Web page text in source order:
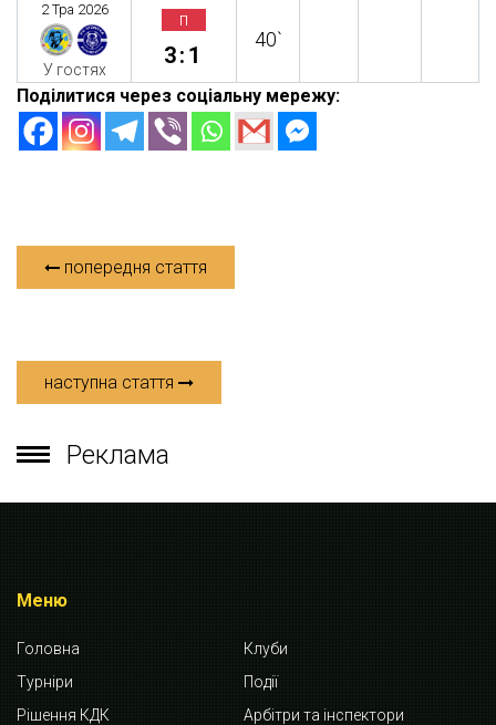
2 Тра 2026
У гостях
п
3:1
40`
Поділитися через соціальну мережу:
попередня стаття
наступна стаття
Реклама
Меню
Головна
Клуби
Турніри
Події
Рішення КДК
Арбітри та інспектори